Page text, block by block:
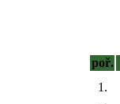
poř.
1.